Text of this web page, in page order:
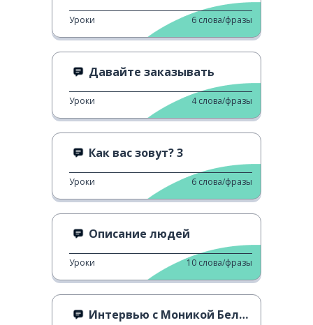
Уроки 6 слова/фразы
Давайте заказывать
Уроки 4 слова/фразы
Как вас зовут? 3
Уроки 6 слова/фразы
Описание людей
Уроки 10 слова/фразы
Интервью с Моникой Беллуччи